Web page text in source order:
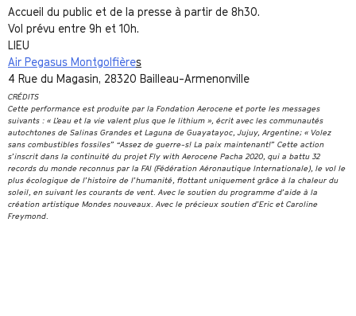
Accueil du public et de la presse à partir de 8h30.
Vol prévu entre 9h et 10h.
LIEU
Air Pegasus Montgolfières
4 Rue du Magasin, 28320 Bailleau-Armenonville
CRÉDITS
Cette performance est produite par la Fondation Aerocene et porte les messages
suivants : « L’eau et la vie valent plus que le lithium », écrit avec les communautés
autochtones de Salinas Grandes et Laguna de Guayatayoc, Jujuy, Argentine; « Volez
sans combustibles fossiles” “Assez de guerre-s! La paix maintenant!” Cette action
s’inscrit dans la continuité du projet Fly with Aerocene Pacha 2020, qui a battu 32
records du monde reconnus par la FAI (Fédération Aéronautique Internationale), le vol le
plus écologique de l’histoire de l’humanité, flottant uniquement grâce à la chaleur du
soleil, en suivant les courants de vent. Avec le soutien du programme d’aide à la
création artistique Mondes nouveaux. Avec le précieux soutien d’Eric et Caroline
Freymond.